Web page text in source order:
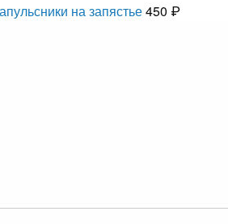
на запястье450 ₽